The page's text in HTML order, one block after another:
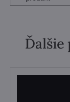
Ďalšie